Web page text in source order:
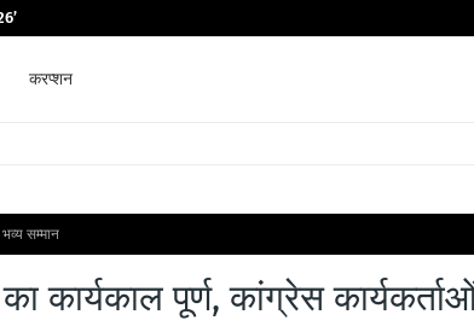
करप्शन
भव्य सम्मान
का कार्यकाल पूर्ण, कांग्रेस